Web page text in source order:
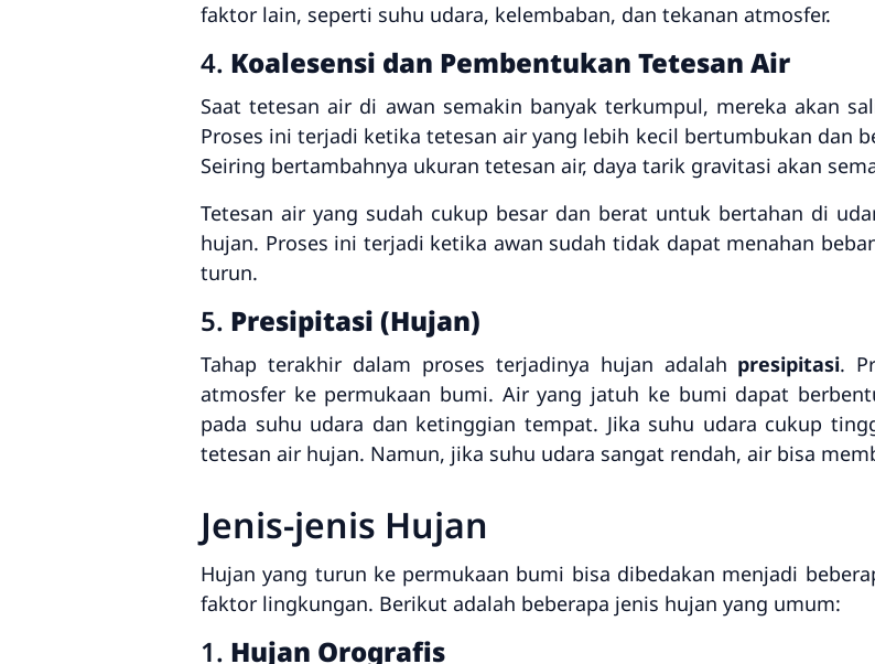
faktor lain, seperti suhu udara, kelembaban, dan tekanan atmosfer.
4. Koalesensi dan Pembentukan Tetesan Air
Saat tetesan air di awan semakin banyak terkumpul, mereka akan
Proses ini terjadi ketika tetesan air yang lebih kecil bertumbukan dan
Seiring bertambahnya ukuran tetesan air, daya tarik gravitasi akan
Tetesan air yang sudah cukup besar dan berat untuk bertahan di
hujan. Proses ini terjadi ketika awan sudah tidak dapat menahan
turun.
5. Presipitasi (Hujan)
Tahap terakhir dalam proses terjadinya hujan adalah presipitasi.
atmosfer ke permukaan bumi. Air yang jatuh ke bumi dapat
pada suhu udara dan ketinggian tempat. Jika suhu udara cukup
tetesan air hujan. Namun, jika suhu udara sangat rendah, air bisa
Jenis-jenis Hujan
Hujan yang turun ke permukaan bumi bisa dibedakan menjadi
faktor lingkungan. Berikut adalah beberapa jenis hujan yang umum:
1. Hujan Orografis